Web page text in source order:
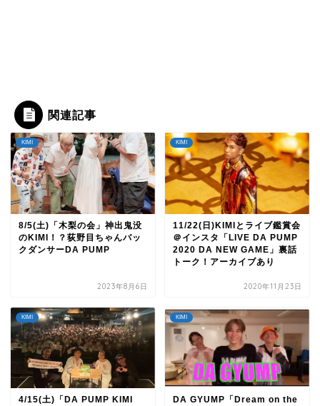
関連記事
KIMI
8/5(土)「木梨の会」神出鬼没
のKIMI！？荻野目ちゃんバッ
クダンサーDA PUMP
2023年8月6日
KIMI
11/22(日)KIMIとライブ鑑賞会
＠インスタ「LIVE DA PUMP
2020 DA NEW GAME」裏話
トーク！アーカイブあり
2020年11月23日
KIMI
4/15(土)「DA PUMP KIMI
KIMI
DA GYUMP「Dream on the